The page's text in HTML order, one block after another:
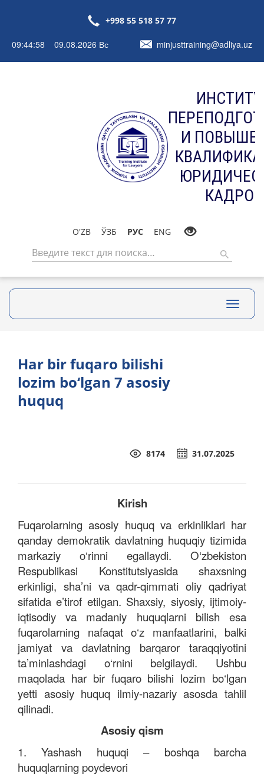
+998 55 518 57 77
09:44:58 09.08.2026 Вс minjusttraining@adliya.uz
И
КАДРОВ
O'ZB ЎЗБ РУС ENG
Toggle
Har bir fuqaro bilishi
lozim bo‘lgan 7 asosiy
huquq
31.07.2025
8174
Kirish
Fuqarolarning asosiy huquq va erkinliklari har
qanday demokratik davlatning huquqiy tizimida
markaziy o‘rinni egallaydi. O‘zbekiston
Respublikasi Konstitutsiyasida shaxsning
erkinligi, sha’ni va qadr-qimmati oliy qadriyat
sifatida e’tirof etilgan. Shaxsiy, siyosiy, ijtimoiy-
iqtisodiy va madaniy huquqlarni bilish esa
fuqarolarning nafaqat o‘z manfaatlarini, balki
jamiyat va davlatning barqaror taraqqiyotini
ta’minlashdagi o‘rnini belgilaydi. Ushbu
maqolada har bir fuqaro bilishi lozim bo‘lgan
yetti asosiy huquq ilmiy-nazariy asosda tahlil
qilinadi.
Asosiy qism
1. Yashash huquqi – boshqa barcha
huquqlarning poydevori